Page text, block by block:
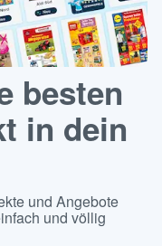
besten
in dein
und Angebote
und völlig